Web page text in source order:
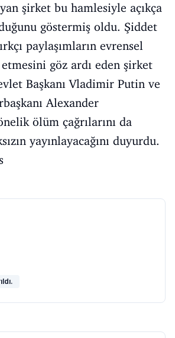
şirket bu hamlesiyle açıkça
göstermiş oldu. Şiddet
paylaşımların evrensel
göz ardı eden şirket
Başkanı Vladimir Putin ve
Alexander
ölüm çağrılarını da
yayınlayacağını duyurdu.